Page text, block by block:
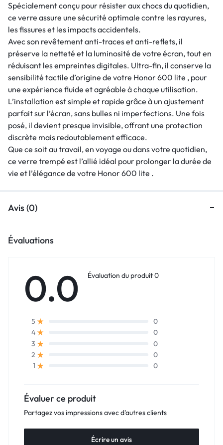
Spécialement conçu pour résister aux chocs du quotidien,
ce verre assure une sécurité optimale contre les rayures,
les fissures et les impacts accidentels.
Avec son revêtement anti-traces et anti-reflets, il
préserve la netteté et la luminosité de votre écran, tout en
réduisant les empreintes digitales. Ultra-fin, il conserve la
sensibilité tactile d’origine de votre Honor 600 lite , pour
une expérience fluide et agréable à chaque utilisation.
L’installation est simple et rapide grâce à un ajustement
parfait sur l’écran, sans bulles ni imperfections. Une fois
posé, il devient presque invisible, offrant une protection
discrète mais redoutablement efficace.
Que ce soit au travail, en voyage ou dans votre quotidien,
ce verre trempé est l’allié idéal pour prolonger la durée de
vie et l’élégance de votre Honor 600 lite .
Avis (0)
Évaluations
0.0 Évaluation du produit 0
5
0
4
0
3
0
2
0
1
0
Évaluer ce produit
Partagez vos impressions avec d'autres clients
Écrire un avis